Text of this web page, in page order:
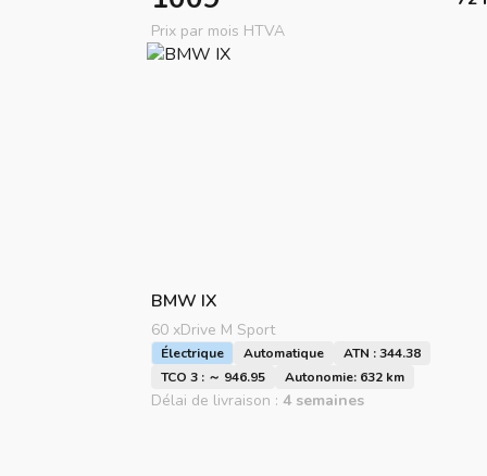
Prix par mois HTVA
BMW IX
60 xDrive M Sport
Électrique Automatique
ATN : 344.38
TCO 3 : ～ 946.95
Autonomie: 632 km
Délai de livraison :4 semaines